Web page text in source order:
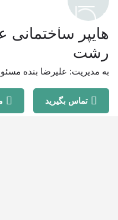
هایپر ساختمانی
رشت
به مدیریت: علیرضا بنده
تماس بگیرید